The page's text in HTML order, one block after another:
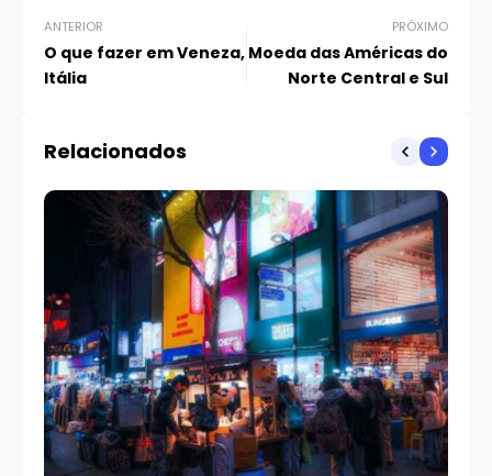
ANTERIOR
O que fazer em Veneza,
Itália
PRÓXIMO
Moeda das Américas do
Norte Central e Sul
Relacionados